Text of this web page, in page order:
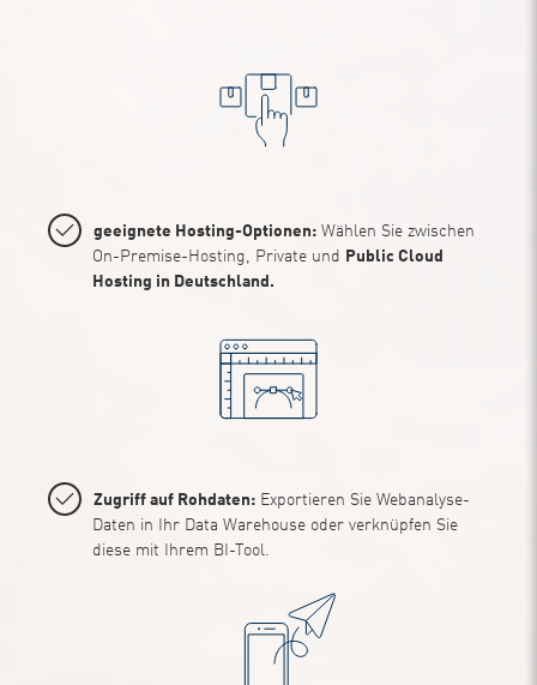
geeignete Hosting-Optionen: Wählen Sie zwischen
On-Premise-Hosting, Private und
Public Cloud
Hosting in Deutschland.
Zugriff auf Rohdaten: Exportieren Sie Webanalyse-
Daten in Ihr Data Warehouse oder verknüpfen Sie
diese mit Ihrem BI-Tool.